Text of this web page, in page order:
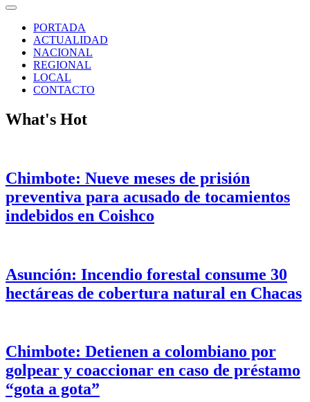
PORTADA
ACTUALIDAD
NACIONAL
REGIONAL
LOCAL
CONTACTO
What's Hot
Chimbote: Nueve meses de prisión
preventiva para acusado de tocamientos
indebidos en Coishco
Asunción: Incendio forestal consume 30
hectáreas de cobertura natural en Chacas
Chimbote: Detienen a colombiano por
golpear y coaccionar en caso de préstamo
“gota a gota”